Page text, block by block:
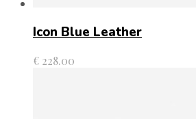
Icon Blue Leather
€ 228.00